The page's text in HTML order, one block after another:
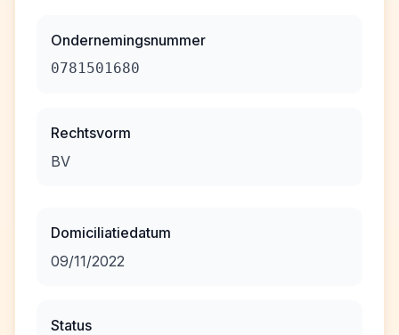
Ondernemingsnummer
0781501680
Rechtsvorm
BV
Domiciliatiedatum
09/11/2022
Status